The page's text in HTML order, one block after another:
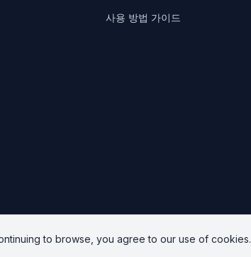
사용 방법 가이드
to browse, you agree to our use of cookies.